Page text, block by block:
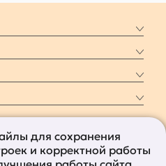
Заказать звонок
для сохранения
и корректной работы